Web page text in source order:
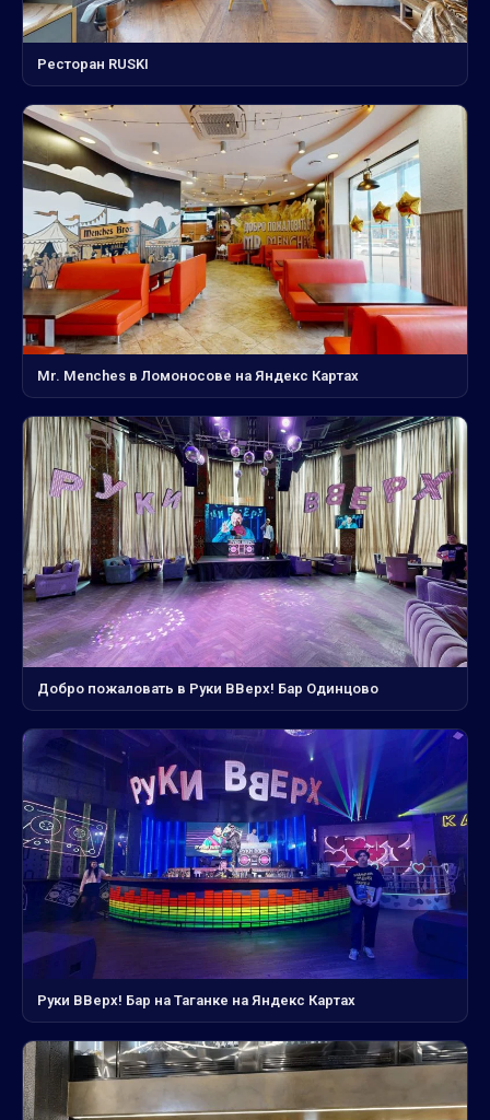
Ресторан RUSKI
Mr. Menches в Ломоносове на Яндекс Картах
Добро пожаловать в Руки ВВерх! Бар Одинцово
Руки ВВерх! Бар на Таганке на Яндекс Картах